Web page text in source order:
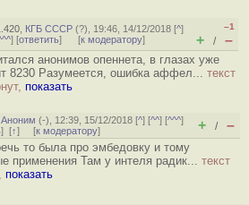
КГБ СССР (?), 19:46, 14/12/2018 [^]
] [ответить] [к модератору]
–1
+ / –
анонимов опеннета, в глазах уже
8230 Разумеется, ошибка аффел... текст
показать
,Аноним (-), 12:39, 15/12/2018 [^] [^^] [^^^]
] [↑] [к модератору] + / –
то была про эмбедовку и тому
применения Там у интеля радик... текст
показать